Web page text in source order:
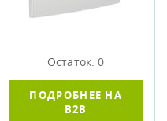
Остаток: 0
ПОДРОБНЕЕ НА
B2B